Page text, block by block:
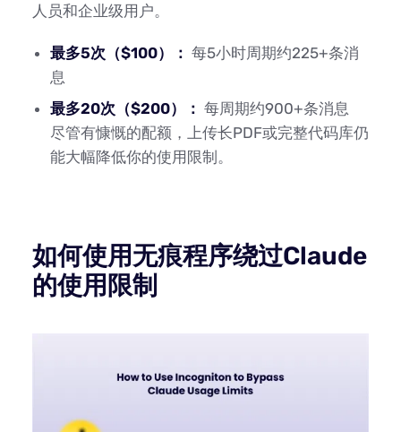
人员和企业级用户。
最多5次（$100）： 每5小时周期约225+条消
息
最多20次（$200）： 每周期约900+条消息
尽管有慷慨的配额，上传长PDF或完整代码库仍
能大幅降低你的使用限制。
如何使用无痕程序绕过Claude
的使用限制